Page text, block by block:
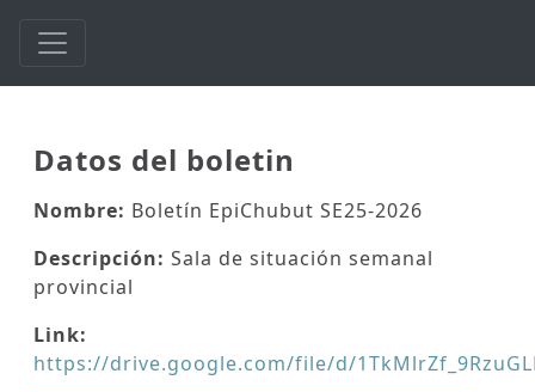
Datos del boletin
Nombre: Boletín EpiChubut SE25-2026
Descripción: Sala de situación semanal
provincial
Link:
https://drive.google.com/file/d/